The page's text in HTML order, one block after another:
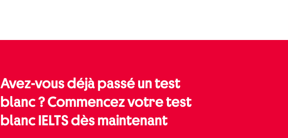
Avez-vous déjà passé un test
blanc ? Commencez votre test
blanc IELTS dès maintenant